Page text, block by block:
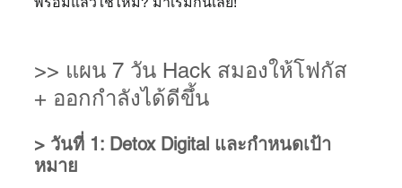
>> แผน 7 วัน Hack สมองให้โฟกัส
+ ออกกำลังได้ดีขึ้น
> วันที่ 1: Detox Digital และกำหนดเป้า
หมาย